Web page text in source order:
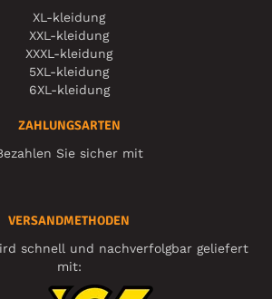
XL-kleidung
XXL-kleidung
XXXL-kleidung
5XL-kleidung
6XL-kleidung
ZAHLUNGSARTEN
Sie sicher mit
VERSANDMETHODEN
schnell und nachverfolgbar geliefert
mit: